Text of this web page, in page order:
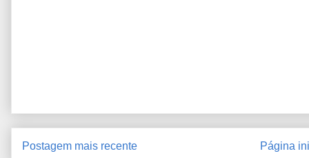
Postagem mais recente Página